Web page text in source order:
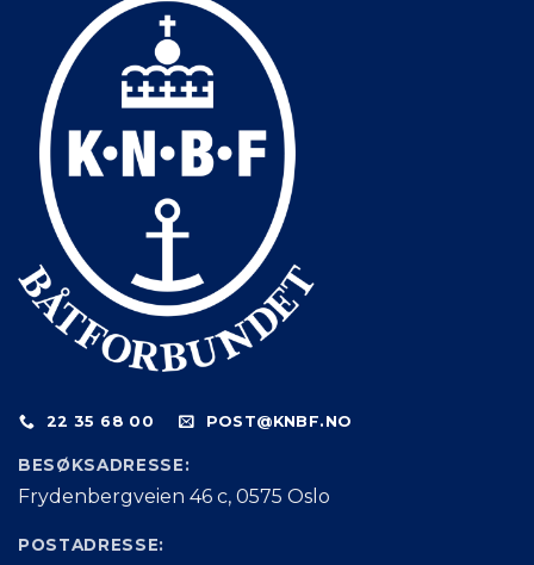
22 35 68 00 POST@KNBF.NO
BESØKSADRESSE:
Frydenbergveien 46 c, 0575 Oslo
POSTADRESSE: